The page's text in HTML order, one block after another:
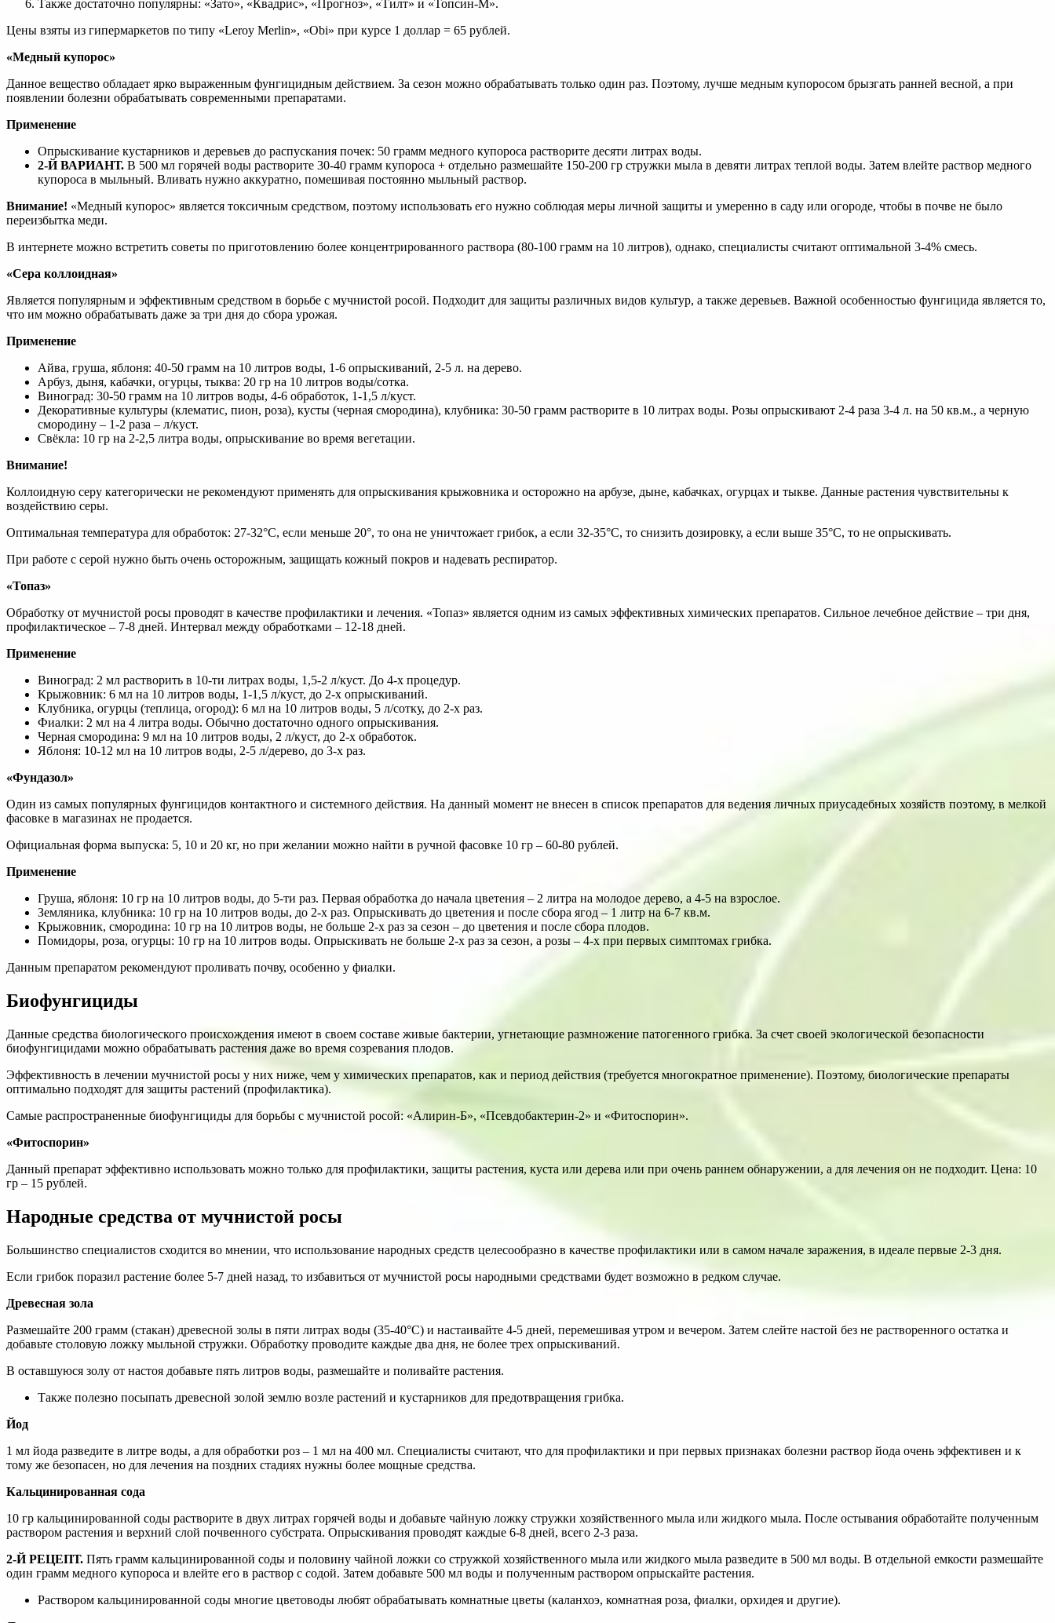
Также достаточно популярны: «Зато», «Квадрис», «Прогноз», «Тилт» и «Топсин-М».
Цены взяты из гипермаркетов по типу «Leroy Merlin», «Obi» при курсе 1 доллар = 65 рублей.
«Медный купорос»
Данное вещество обладает ярко выраженным фунгицидным действием. За сезон можно обрабатывать только один раз. Поэтому, лучше медным купоросом брызгать ранней весной, а при
появлении болезни обрабатывать современными препаратами.
Применение
Опрыскивание кустарников и деревьев до распускания почек: 50 грамм медного купороса растворите десяти литрах воды.
2-Й ВАРИАНТ. В 500 мл горячей воды растворите 30-40 грамм купороса + отдельно размешайте 150-200 гр стружки мыла в девяти литрах теплой воды. Затем влейте раствор медного
купороса в мыльный. Вливать нужно аккуратно, помешивая постоянно мыльный раствор.
Внимание! «Медный купорос» является токсичным средством, поэтому использовать его нужно соблюдая меры личной защиты и умеренно в саду или огороде, чтобы в почве не было
переизбытка меди.
В интернете можно встретить советы по приготовлению более концентрированного раствора (80-100 грамм на 10 литров), однако, специалисты считают оптимальной 3-4% смесь.
«Сера коллоидная»
Является популярным и эффективным средством в борьбе с мучнистой росой. Подходит для защиты различных видов культур, а также деревьев. Важной особенностью фунгицида является то,
что им можно обрабатывать даже за три дня до сбора урожая.
Применение
Айва, груша, яблоня: 40-50 грамм на 10 литров воды, 1-6 опрыскиваний, 2-5 л. на дерево.
Арбуз, дыня, кабачки, огурцы, тыква: 20 гр на 10 литров воды/сотка.
Виноград: 30-50 грамм на 10 литров воды, 4-6 обработок, 1-1,5 л/куст.
Декоративные культуры (клематис, пион, роза), кусты (черная смородина), клубника: 30-50 грамм растворите в 10 литрах воды. Розы опрыскивают 2-4 раза 3-4 л. на 50 кв.м., а черную
смородину – 1-2 раза – л/куст.
Свёкла: 10 гр на 2-2,5 литра воды, опрыскивание во время вегетации.
Внимание!
Коллоидную серу категорически не рекомендуют применять для опрыскивания крыжовника и осторожно на арбузе, дыне, кабачках, огурцах и тыкве. Данные растения чувствительны к
воздействию серы.
Оптимальная температура для обработок: 27-32°С, если меньше 20°, то она не уничтожает грибок, а если 32-35°С, то снизить дозировку, а если выше 35°С, то не опрыскивать.
При работе с серой нужно быть очень осторожным, защищать кожный покров и надевать респиратор.
«Топаз»
Обработку от мучнистой росы проводят в качестве профилактики и лечения. «Топаз» является одним из самых эффективных химических препаратов. Сильное лечебное действие – три дня,
профилактическое – 7-8 дней. Интервал между обработками – 12-18 дней.
Применение
Виноград: 2 мл растворить в 10-ти литрах воды, 1,5-2 л/куст. До 4-х процедур.
Крыжовник: 6 мл на 10 литров воды, 1-1,5 л/куст, до 2-х опрыскиваний.
Клубника, огурцы (теплица, огород): 6 мл на 10 литров воды, 5 л/сотку, до 2-х раз.
Фиалки: 2 мл на 4 литра воды. Обычно достаточно одного опрыскивания.
Черная смородина: 9 мл на 10 литров воды, 2 л/куст, до 2-х обработок.
Яблоня: 10-12 мл на 10 литров воды, 2-5 л/дерево, до 3-х раз.
«Фундазол»
Один из самых популярных фунгицидов контактного и системного действия. На данный момент не внесен в список препаратов для ведения личных приусадебных хозяйств поэтому, в мелкой
фасовке в магазинах не продается.
Официальная форма выпуска: 5, 10 и 20 кг, но при желании можно найти в ручной фасовке 10 гр – 60-80 рублей.
Применение
Груша, яблоня: 10 гр на 10 литров воды, до 5-ти раз. Первая обработка до начала цветения – 2 литра на молодое дерево, а 4-5 на взрослое.
Земляника, клубника: 10 гр на 10 литров воды, до 2-х раз. Опрыскивать до цветения и после сбора ягод – 1 литр на 6-7 кв.м.
Крыжовник, смородина: 10 гр на 10 литров воды, не больше 2-х раз за сезон – до цветения и после сбора плодов.
Помидоры, роза, огурцы: 10 гр на 10 литров воды. Опрыскивать не больше 2-х раз за сезон, а розы – 4-х при первых симптомах грибка.
Данным препаратом рекомендуют проливать почву, особенно у фиалки.
Биофунгициды
Данные средства биологического происхождения имеют в своем составе живые бактерии, угнетающие размножение патогенного грибка. За счет своей экологической безопасности
биофунгицидами можно обрабатывать растения даже во время созревания плодов.
Эффективность в лечении мучнистой росы у них ниже, чем у химических препаратов, как и период действия (требуется многократное применение). Поэтому, биологические препараты
оптимально подходят для защиты растений (профилактика).
Самые распространенные биофунгициды для борьбы с мучнистой росой: «Алирин-Б», «Псевдобактерин-2» и «Фитоспорин».
«Фитоспорин»
Данный препарат эффективно использовать можно только для профилактики, защиты растения, куста или дерева или при очень раннем обнаружении, а для лечения он не подходит. Цена: 10
гр – 15 рублей.
Народные средства от мучнистой росы
Большинство специалистов сходится во мнении, что использование народных средств целесообразно в качестве профилактики или в самом начале заражения, в идеале первые 2-3 дня.
Если грибок поразил растение более 5-7 дней назад, то избавиться от мучнистой росы народными средствами будет возможно в редком случае.
Древесная зола
Размешайте 200 грамм (стакан) древесной золы в пяти литрах воды (35-40°С) и настаивайте 4-5 дней, перемешивая утром и вечером. Затем слейте настой без не растворенного остатка и
добавьте столовую ложку мыльной стружки. Обработку проводите каждые два дня, не более трех опрыскиваний.
В оставшуюся золу от настоя добавьте пять литров воды, размешайте и поливайте растения.
Также полезно посыпать древесной золой землю возле растений и кустарников для предотвращения грибка.
Йод
1 мл йода разведите в литре воды, а для обработки роз – 1 мл на 400 мл. Специалисты считают, что для профилактики и при первых признаках болезни раствор йода очень эффективен и к
тому же безопасен, но для лечения на поздних стадиях нужны более мощные средства.
Кальцинированная сода
10 гр кальцинированной соды растворите в двух литрах горячей воды и добавьте чайную ложку стружки хозяйственного мыла или жидкого мыла. После остывания обработайте полученным
раствором растения и верхний слой почвенного субстрата. Опрыскивания проводят каждые 6-8 дней, всего 2-3 раза.
2-Й РЕЦЕПТ. Пять грамм кальцинированной соды и половину чайной ложки со стружкой хозяйственного мыла или жидкого мыла разведите в 500 мл воды. В отдельной емкости размешайте
один грамм медного купороса и влейте его в раствор с содой. Затем добавьте 500 мл воды и полученным раствором опрыскайте растения.
Раствором кальцинированной соды многие цветоводы любят обрабатывать комнатные цветы (каланхоэ, комнатная роза, фиалки, орхидея и другие).